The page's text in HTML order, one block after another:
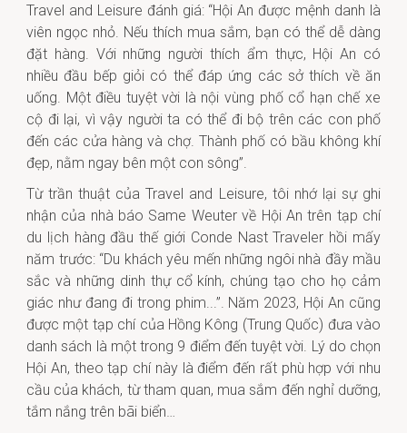
Travel and Leisure đánh giá: “Hội An được mệnh danh là
viên ngọc nhỏ. Nếu thích mua sắm, bạn có thể dễ dàng
đặt hàng. Với những người thích ẩm thực, Hội An có
nhiều đầu bếp giỏi có thể đáp ứng các sở thích về ăn
uống. Một điều tuyệt vời là nội vùng phố cổ hạn chế xe
cộ đi lại, vì vậy người ta có thể đi bộ trên các con phố
đến các cửa hàng và chợ. Thành phố có bầu không khí
đẹp, nằm ngay bên một con sông”.
Từ trần thuật của Travel and Leisure, tôi nhớ lại sự ghi
nhận của nhà báo Same Weuter về Hội An trên tạp chí
du lịch hàng đầu thế giới Conde Nast Traveler hồi mấy
năm trước: “Du khách yêu mến những ngôi nhà đầy mầu
sắc và những dinh thự cổ kính, chúng tạo cho họ cảm
giác như đang đi trong phim...”. Năm 2023, Hội An cũng
được một tạp chí của Hồng Kông (Trung Quốc) đưa vào
danh sách là một trong 9 điểm đến tuyệt vời. Lý do chọn
Hội An, theo tạp chí này là điểm đến rất phù hợp với nhu
cầu của khách, từ tham quan, mua sắm đến nghỉ dưỡng,
tắm nắng trên bãi biển…